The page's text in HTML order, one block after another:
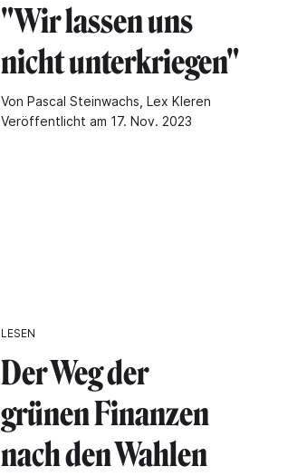
"Wir lassen uns
nicht unterkriegen"
Von Pascal Steinwachs, Lex Kleren
Veröffentlicht am 17. Nov. 2023
LESEN
Der Weg der
grünen Finanzen
nach den Wahlen